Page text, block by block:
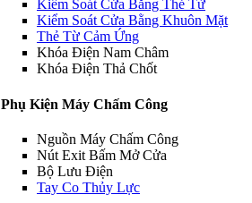
Kiểm Soát Cửa Bằng Thẻ Từ
Kiểm Soát Cửa Bằng Khuôn Mặt
Thẻ Từ Cảm Ứng
Khóa Điện Nam Châm
Khóa Điện Thả Chốt
Phụ Kiện Máy Chấm Công
Nguồn Máy Chấm Công
Nút Exit Bấm Mở Cửa
Bộ Lưu Điện
Tay Co Thủy Lực